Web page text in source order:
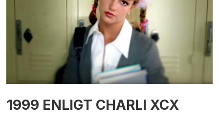
1999 ENLIGT CHARLI XCX